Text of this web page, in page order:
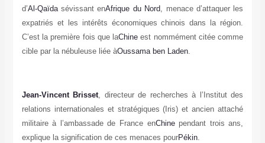
d’Al-Qaïdasévissant enAfrique du Nord, menace d’attaquer les
expatriés et les intérêts économiques chinois dans la région.
C’est la première fois que laChine est nommément citée comme
cible par la nébuleuse liée àOussama ben Laden.
Jean-Vincent Brisset, directeur de recherches à l’Institut des
relations internationales et stratégiques (Iris) et ancien attaché
militaire à l’ambassade de France enChinependant trois ans,
explique la signification de ces menaces pourPékin.